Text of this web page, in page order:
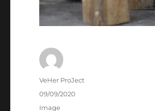
Auteur
VeHer ProJect
Publié
09/09/2020
Format
Image